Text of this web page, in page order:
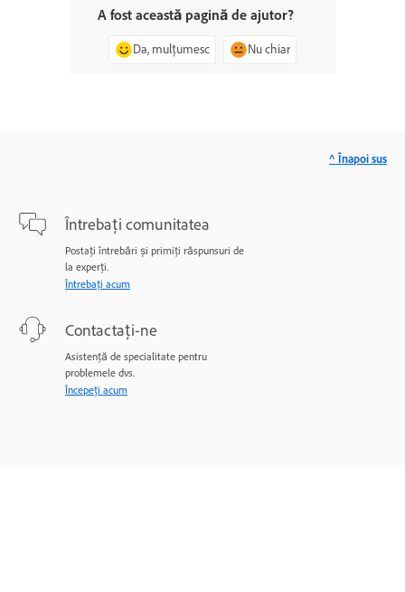
A fost această pagină de ajutor?
Da, mulțumesc Nu chiar
Întrebați comunitatea
Postați întrebări și primiți răspunsuri de
la experți.
Întrebați acum
Contactați-ne
Asistență de specialitate pentru
problemele dvs.
Începeți acum
^ Înapoi sus